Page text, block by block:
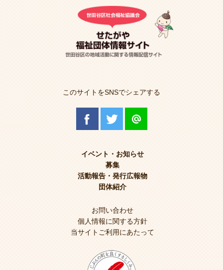
このサイトをSNSでシェアする
イベント・お知らせ
募集
活動報告・発行広報物
団体紹介
お問い合わせ
個人情報に関する方針
当サイトご利用にあたって